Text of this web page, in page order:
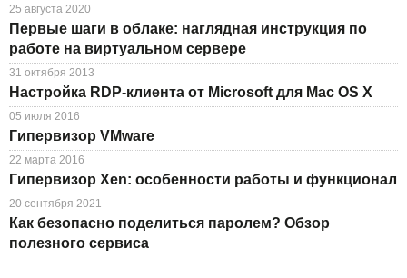
25 августа 2020
Первые шаги в облаке: наглядная инструкция по
работе на виртуальном сервере
31 октября 2013
Настройка RDP-клиента от Microsoft для Mac OS X
05 июля 2016
Гипервизор VMware
22 марта 2016
Гипервизор Xen: особенности работы и функционал
20 сентября 2021
Как безопасно поделиться паролем? Обзор
полезного сервиса